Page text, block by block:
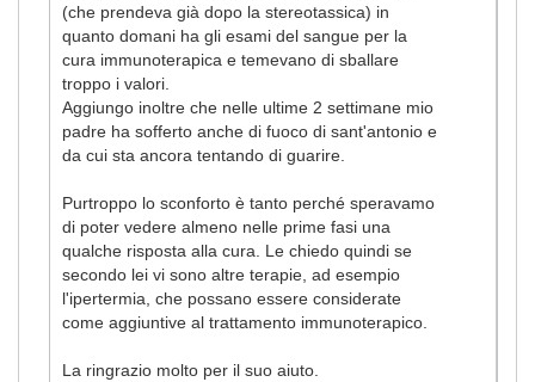
(che prendeva già dopo la stereotassica) in
quanto domani ha gli esami del sangue per la
cura immunoterapica e temevano di sballare
troppo i valori.
Aggiungo inoltre che nelle ultime 2 settimane mio
padre ha sofferto anche di fuoco di sant'antonio e
da cui sta ancora tentando di guarire.
Purtroppo lo sconforto è tanto perché speravamo
di poter vedere almeno nelle prime fasi una
qualche risposta alla cura. Le chiedo quindi se
secondo lei vi sono altre terapie, ad esempio
l'ipertermia, che possano essere considerate
come aggiuntive al trattamento immunoterapico.
La ringrazio molto per il suo aiuto.